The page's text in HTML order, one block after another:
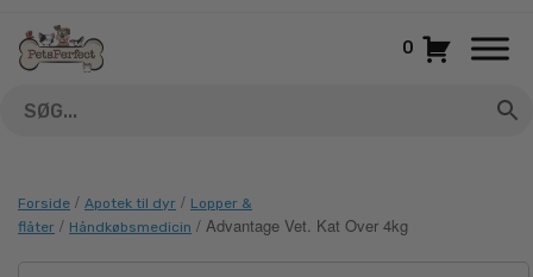
indhold
0
Forside / Apotek til dyr / Lopper &
flåter / Håndkøbsmedicin / Advantage Vet. Kat Over 4kg